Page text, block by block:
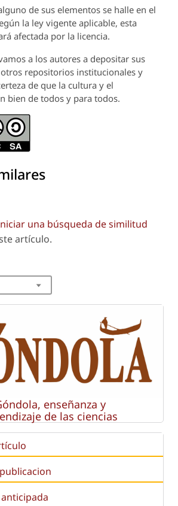
de sus elementos se halle en el
la ley vigente aplicable, esta
afectada por la licencia.
a los autores a depositar sus
repositorios institucionales y
de que la cultura y el
bien de todos y para todos.
una búsqueda de similitud
artículo.
enseñanza y
de las ciencias